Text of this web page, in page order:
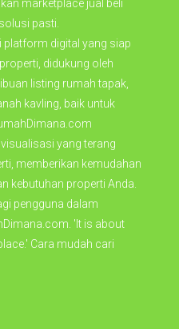
marketplace jual beli
pasti.
digital yang siap
didukung oleh
listing rumah tapak,
kavling, baik untuk
yang terang
memberikan kemudahan
kebutuhan properti Anda.
pengguna dalam
'It is about
Cara mudah cari